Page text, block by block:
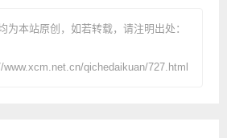
为本站原创 ，如若转载，请注明出处：
qichedaikuan/727.html